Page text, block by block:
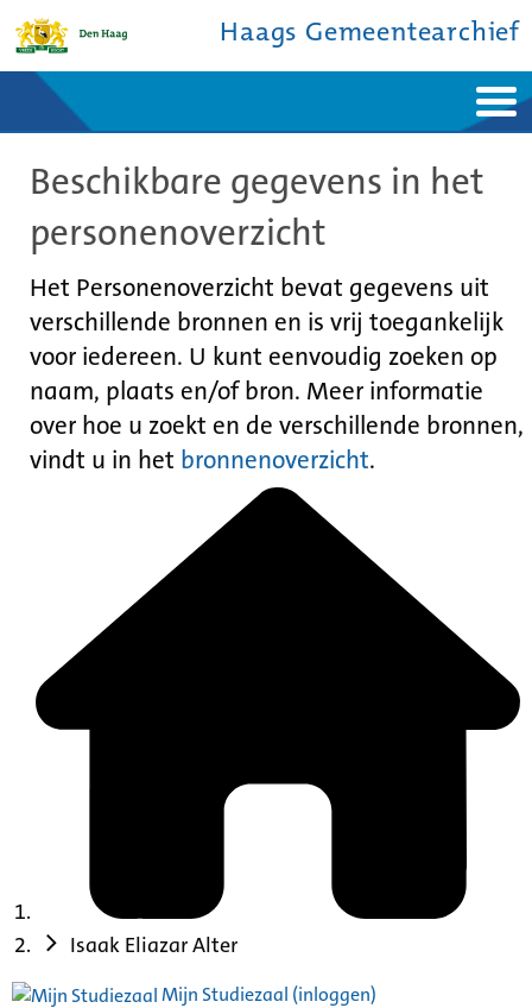
Haags Gemeentearchief
Ontdek de stad
De studiezaal
Bronnen en collecties
Contact
Beschikbare gegevens in het
personenoverzicht
Het Personenoverzicht bevat gegevens uit
verschillende bronnen en is vrij toegankelijk
voor iedereen. U kunt eenvoudig zoeken op
naam, plaats en/of bron. Meer informatie
over hoe u zoekt en de verschillende bronnen,
vindt u in het bronnenoverzicht.
Isaak Eliazar Alter
Mijn Studiezaal (inloggen)